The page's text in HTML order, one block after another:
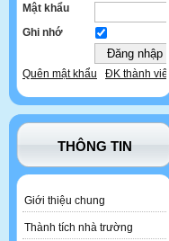
Mật khẩu
Ghi nhớ
Quên mật khẩu ĐK thành viên
THÔNG TIN
Giới thiệu chung
Thành tích nhà trường